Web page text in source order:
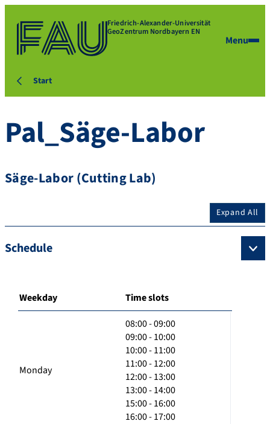
Friedrich-Alexander-Universität
GeoZentrum Nordbayern EN
Menu
Start
Pal_Säge-Labor
Säge-Labor (Cutting Lab)
Expand All
Schedule
Weekday Time slots
Monday
08:00 - 09:00
09:00 - 10:00
10:00 - 11:00
11:00 - 12:00
12:00 - 13:00
13:00 - 14:00
15:00 - 16:00
16:00 - 17:00